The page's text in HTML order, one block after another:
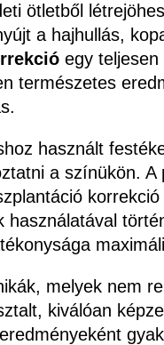
ötletből
a hajhullás,
egy
természetes
használt
a színükön. A
használatával
melyek nem
kiválóan